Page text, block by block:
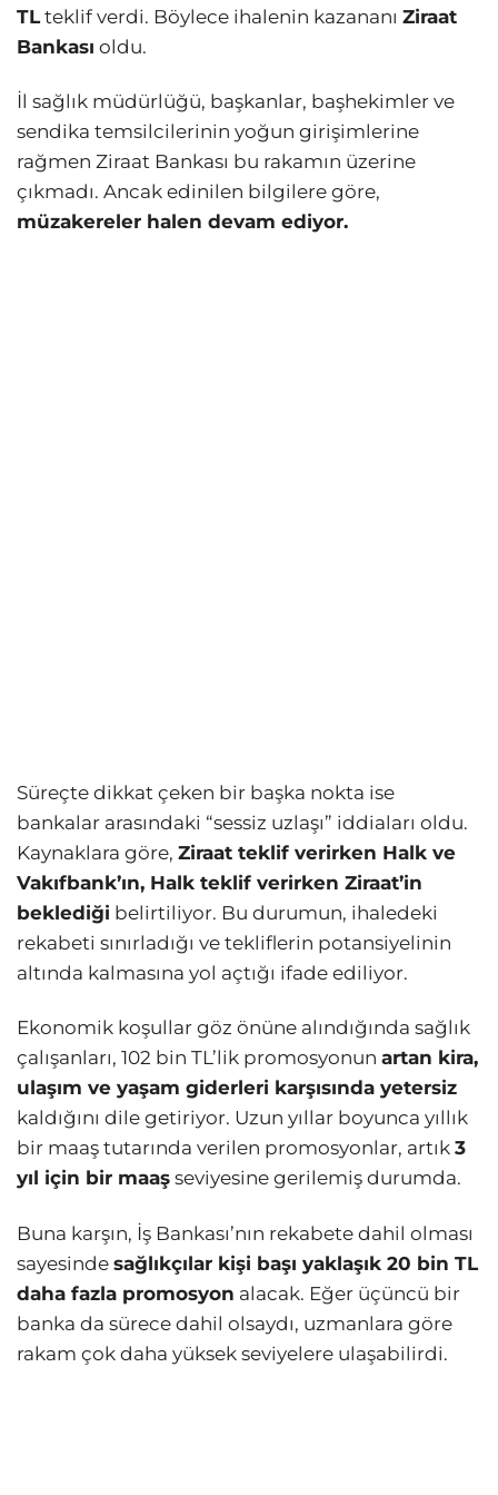
TLteklif verdi. Böylece ihalenin kazananı Ziraat
Bankası oldu.
İl sağlık müdürlüğü, başkanlar, başhekimler ve
sendika temsilcilerinin yoğun girişimlerine
rağmen Ziraat Bankası bu rakamın üzerine
çıkmadı. Ancak edinilen bilgilere göre,
müzakereler halen devam ediyor.
Süreçte dikkat çeken bir başka nokta ise
bankalar arasındaki “sessiz uzlaşı” iddiaları oldu.
Kaynaklara göre, Ziraat teklif verirken Halk ve
Vakıfbank’ın, Halk teklif verirken Ziraat’in
beklediği belirtiliyor. Bu durumun, ihaledeki
rekabeti sınırladığı ve tekliflerin potansiyelinin
altında kalmasına yol açtığı ifade ediliyor.
Ekonomik koşullar göz önüne alındığında sağlık
çalışanları, 102 bin TL’lik promosyonun artan kira,
ulaşım ve yaşam giderleri karşısında yetersiz
kaldığını dile getiriyor. Uzun yıllar boyunca yıllık
bir maaş tutarında verilen promosyonlar, artık 3
yıl için bir maaş seviyesine gerilemiş durumda.
Buna karşın, İş Bankası’nın rekabete dahil olması
sayesinde sağlıkçılar kişi başı yaklaşık 20 bin TL
daha fazla promosyon alacak. Eğer üçüncü bir
banka da sürece dahil olsaydı, uzmanlara göre
rakam çok daha yüksek seviyelere ulaşabilirdi.